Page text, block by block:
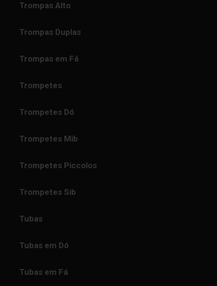
Trompas Alto
Trompas Duplas
Trompas em Fá
Trompetes
Trompetes Dó
Trompetes Mib
Trompetes Piccolos
Trompetes Sib
Tubas
Tubas em Dó
Tubas em Fá